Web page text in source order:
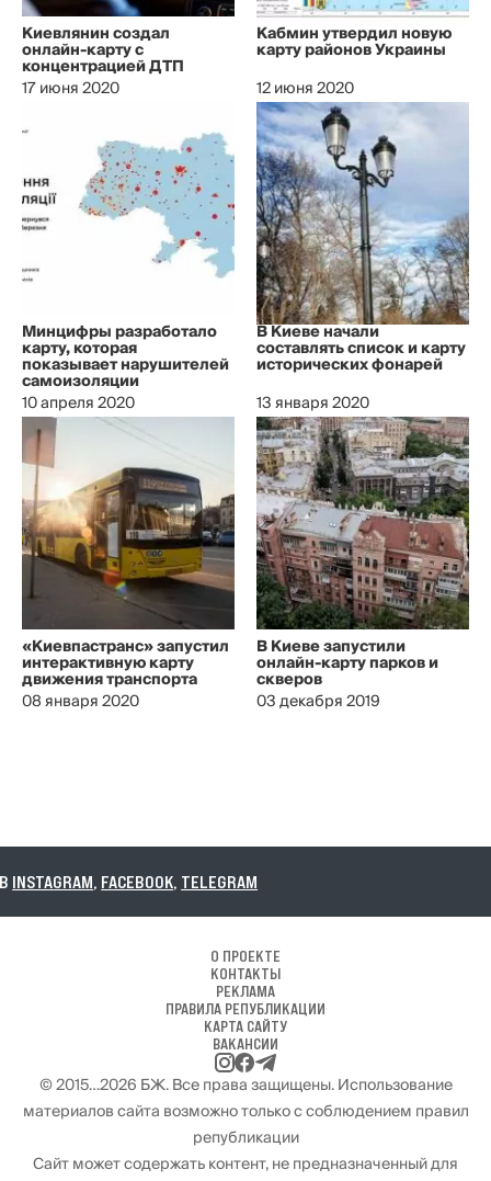
Киевлянин создал
онлайн-карту с
концентрацией ДТП
17 июня 2020
Кабмин утвердил новую
карту районов Украины
12 июня 2020
Минцифры разработало
карту, которая
показывает нарушителей
самоизоляции
10 апреля 2020
В Киеве начали
составлять список и карту
исторических фонарей
13 января 2020
«Киевпастранс» запустил
интерактивную карту
движения транспорта
08 января 2020
В Киеве запустили
онлайн-карту парков и
скверов
03 декабря 2019
,FACEBOOK ,TELEGRAM
О ПРОЕКТЕ
КОНТАКТЫ
РЕКЛАМА
ПРАВИЛА РЕПУБЛИКАЦИИ
КАРТА САЙТУ
ВАКАНСИИ
© 2015…2026 БЖ. Все права защищены. Использование
материалов сайта возможно только с соблюдением правил
републикации
Сайт может содержать контент, не предназначенный для